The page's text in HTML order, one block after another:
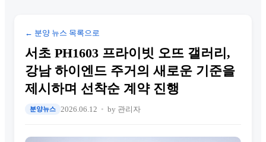
← 분양 뉴스 목록으로
서초 PH1603 프라이빗 오뜨 갤러리,
강남 하이엔드 주거의 새로운 기준을
제시하며 선착순 계약 진행
분양뉴스 2026.06.12 by 관리자